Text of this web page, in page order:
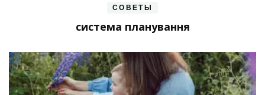
СОВЕТЫ
система планування